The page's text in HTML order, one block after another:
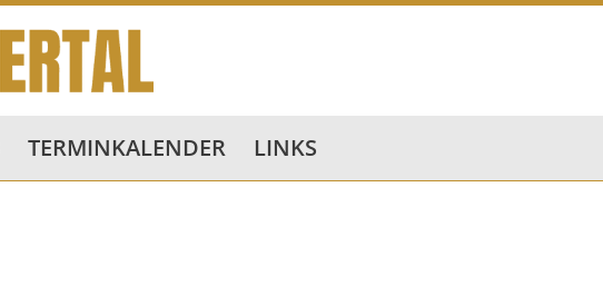
TERMINKALENDER LINKS